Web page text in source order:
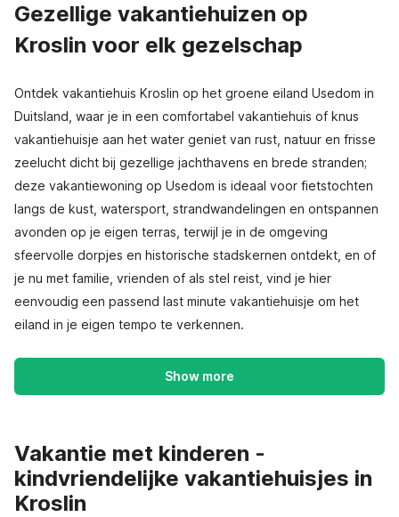
Gezellige vakantiehuizen op
Kroslin voor elk gezelschap
Ontdek vakantiehuis Kroslin op het groene eiland Usedom in
Duitsland, waar je in een comfortabel vakantiehuis of knus
vakantiehuisje aan het water geniet van rust, natuur en frisse
zeelucht dicht bij gezellige jachthavens en brede stranden;
deze vakantiewoning op Usedom is ideaal voor fietstochten
langs de kust, watersport, strandwandelingen en ontspannen
avonden op je eigen terras, terwijl je in de omgeving
sfeervolle dorpjes en historische stadskernen ontdekt, en of
je nu met familie, vrienden of als stel reist, vind je hier
eenvoudig een passend last minute vakantiehuisje om het
eiland in je eigen tempo te verkennen.
Show more
Vakantie met kinderen -
kindvriendelijke vakantiehuisjes in
Kroslin